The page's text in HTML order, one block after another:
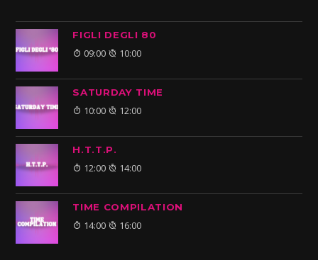
FIGLI DEGLI 80
09:00 10:00
SATURDAY TIME
10:00 12:00
H.T.T.P.
12:00 14:00
TIME COMPILATION
14:00 16:00